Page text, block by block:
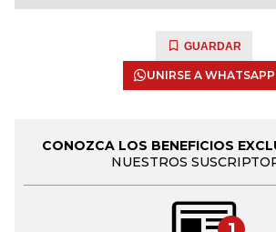
GUARDAR
UNIRSE A WHATSAPP
CONOZCA LOS BENEFICIOS
NUESTROS